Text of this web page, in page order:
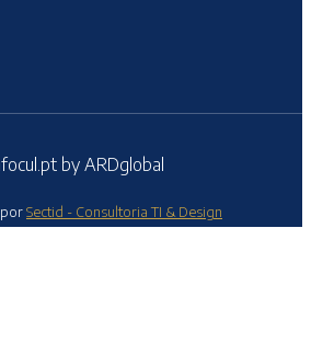
by ARDglobal
Sectid - Consultoria TI & Design